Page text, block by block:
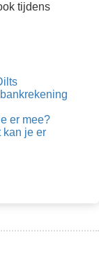
tijdens
er mee?
kan je er